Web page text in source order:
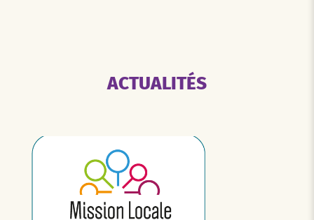
ACTUALITÉS